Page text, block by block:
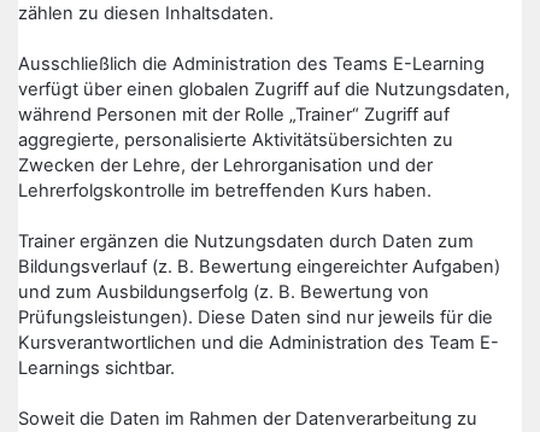
zählen zu diesen Inhaltsdaten.
Ausschließlich die Administration des Teams E-Learning
verfügt über einen globalen Zugriff auf die Nutzungsdaten,
während Personen mit der Rolle „Trainer“ Zugriff auf
aggregierte, personalisierte Aktivitätsübersichten zu
Zwecken der Lehre, der Lehrorganisation und der
Lehrerfolgskontrolle im betreffenden Kurs haben.
Trainer ergänzen die Nutzungsdaten durch Daten zum
Bildungsverlauf (z. B. Bewertung eingereichter Aufgaben)
und zum Ausbildungserfolg (z. B. Bewertung von
Prüfungsleistungen). Diese Daten sind nur jeweils für die
Kursverantwortlichen und die Administration des Team E-
Learnings sichtbar.
Soweit die Daten im Rahmen der Datenverarbeitung zu